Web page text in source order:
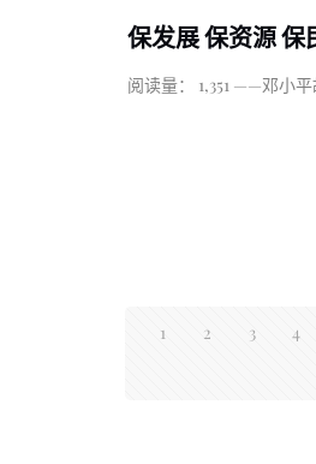
保发展 保资源 保
阅读量： 1,351 ——邓小
1 2 3 4